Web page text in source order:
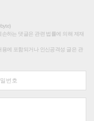
하는 댓글은 관련 법률에 의해 제재
에 포함되거나 인신공격성 글은 관